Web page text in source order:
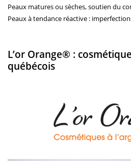
Peaux matures ou sèches, soutien du
Peaux à tendance réactive :
L’or Orange® :
québécois